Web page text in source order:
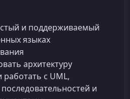
и поддерживаемый
языках
архитектуру
с UML,
и